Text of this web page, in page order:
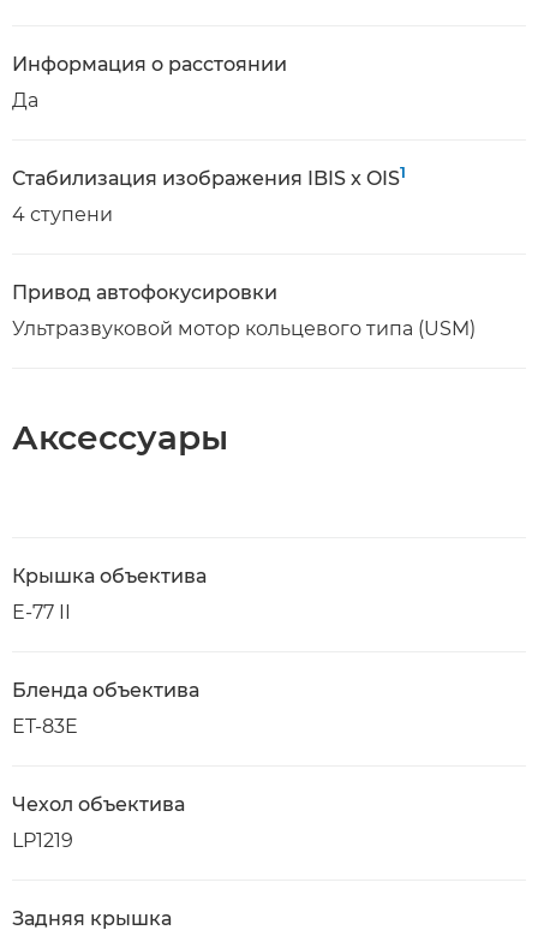
Информация о расстоянии
Да
Стабилизация изображения IBIS x OIS1
4 ступени
Привод автофокусировки
Ультразвуковой мотор кольцевого типа (USM)
Аксессуары
Крышка объектива
E-77 II
Бленда объектива
ET-83E
Чехол объектива
LP1219
Задняя крышка